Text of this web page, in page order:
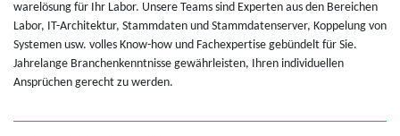
warelösung für Ihr Labor. Un­sere Teams sind Ex­perten aus den Bere­ichen
Labor, IT-Ar­chitek­tur, Stam­m­daten und Stam­m­datenserver, Kop­pelung von
Sys­te­men usw. volles Know-how und Fach­ex­per­tise gebündelt für Sie.
Jahre­lange Branchenken­nt­nisse gewährleis­ten, Ihren in­di­vidu­ellen
Ansprüchen gerecht zu wer­den.